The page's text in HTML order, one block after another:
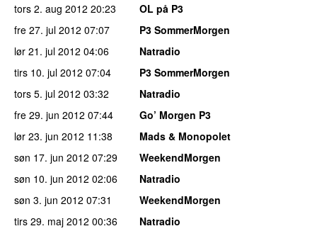
tors 2. aug 2012 20:23
OL på P3
fre 27. jul 2012 07:07
P3 SommerMorgen
lør 21. jul 2012 04:06
Natradio
tirs 10. jul 2012 07:04
P3 SommerMorgen
tors 5. jul 2012 03:32
Natradio
fre 29. jun 2012 07:44
Go’ Morgen P3
lør 23. jun 2012 11:38
Mads & Monopolet
søn 17. jun 2012 07:29
WeekendMorgen
søn 10. jun 2012 02:06
Natradio
søn 3. jun 2012 07:31
WeekendMorgen
tirs 29. maj 2012 00:36
Natradio